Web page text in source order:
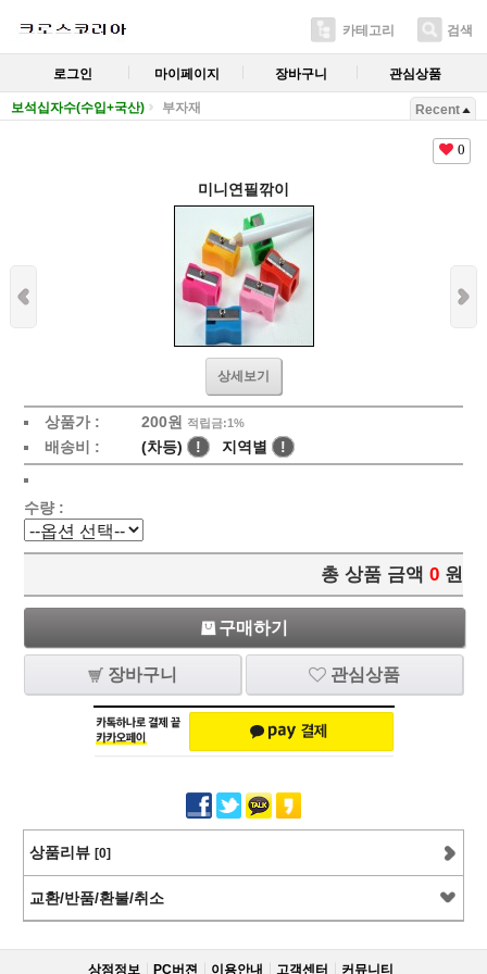
카테고리 검색
로그인 마이페이지 장바구니 관심상품
보석십자수(수입+국산) 부자재 Recent
0
미니연필깎이
상세보기
상품가 : 200원 적립금:1%
배송비 : (차등) ! 지역별 !
수량 :
총 상품 금액 0 원
구매하기
장바구니 관심상품
상품리뷰 [0]
교환/반품/환불/취소
상점정보 PC버젼 이용안내 고객센터 커뮤니티